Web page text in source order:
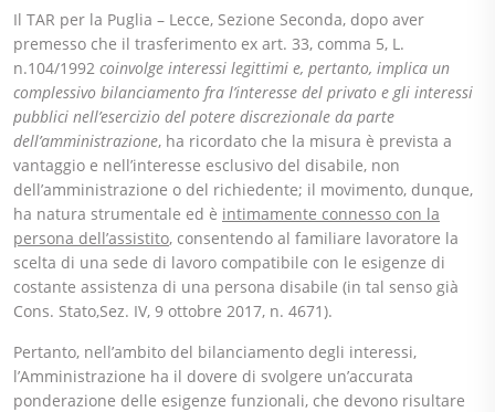
Il TAR per la Puglia – Lecce, Sezione Seconda, dopo aver
premesso che il trasferimento ex art. 33, comma 5, L.
n.104/1992 coinvolge interessi legittimi e, pertanto, implica un
complessivo bilanciamento fra l’interesse del privato e gli interessi
pubblici nell’esercizio del potere discrezionale da parte
dell’amministrazione, ha ricordato che la misura è prevista a
vantaggio e nell’interesse esclusivo del disabile, non
dell’amministrazione o del richiedente; il movimento, dunque,
ha natura strumentale ed è intimamente connesso con la
persona dell’assistito, consentendo al familiare lavoratore la
scelta di una sede di lavoro compatibile con le esigenze di
costante assistenza di una persona disabile (in tal senso già
Cons. Stato,Sez. IV, 9 ottobre 2017, n. 4671).
Pertanto, nell’ambito del bilanciamento degli interessi,
l’Amministrazione ha il dovere di svolgere un’accurata
ponderazione delle esigenze funzionali, che devono risultare